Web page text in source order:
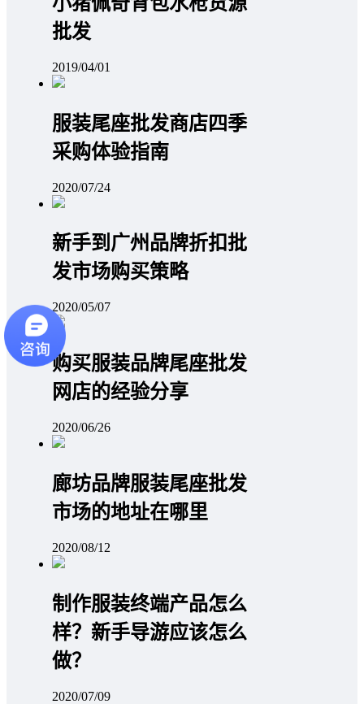
批发
2019/04/01
服装尾座批发商店四季
采购体验指南
2020/07/24
新手到广州品牌折扣批
发市场购买策略
2020/05/07
购买服装品牌尾座批发
网店的经验分享
2020/06/26
廊坊品牌服装尾座批发
市场的地址在哪里
2020/08/12
制作服装终端产品怎么
样？新手导游应该怎么
做？
2020/07/09